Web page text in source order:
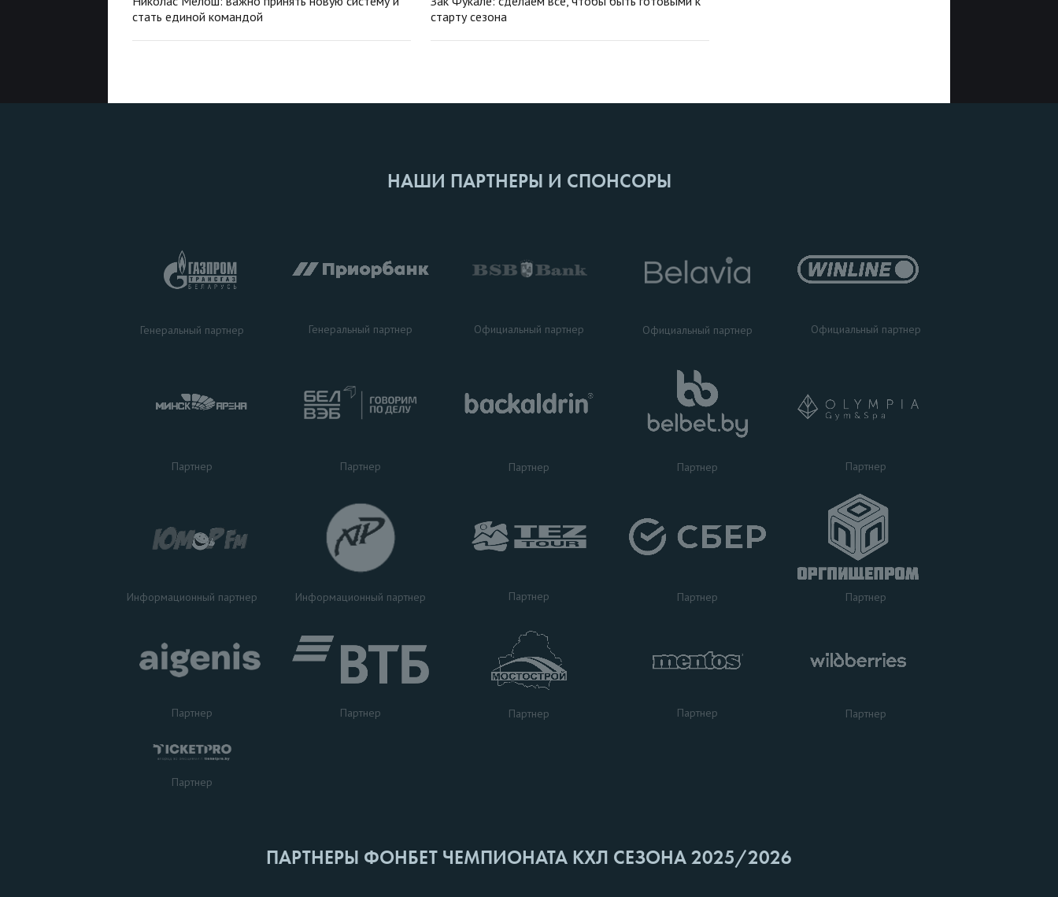
стать единой командой
старту сезона
НАШИ ПАРТНЕРЫ И СПОНСОРЫ
Генеральный партнер Генеральный партнер Официальный партнер Официальный партнер Официальный партнер
Партнер Партнер Партнер Партнер Партнер
Информационный партнер Информационный партнер Партнер Партнер Партнер
Партнер Партнер Партнер Партнер Партнер
Партнер
ПАРТНЕРЫ ФОНБЕТ ЧЕМПИОНАТА КХЛ СЕЗОНА 2025/2026